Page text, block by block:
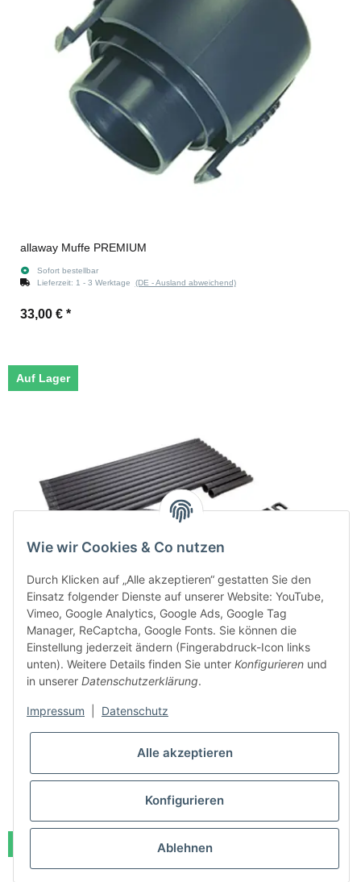
allaway Muffe PREMIUM
Sofort bestellbar
Lieferzeit: 1 - 3 Werktage (DE - Ausland abweichend)
33,00 € *
Auf Lager
allaway Rohr-Set PPK PREMIUM - Grundpaket
(DE - Ausland abweichend)
379,00 €*
Wie wir Cookies & Co nutzen
Durch Klicken auf „Alle akzeptieren“ gestatten Sie den
Einsatz folgender Dienste auf unserer Website: YouTube,
Vimeo, Google Analytics, Google Ads, Google Tag
Manager, ReCaptcha, Google Fonts. Sie können die
Einstellung jederzeit ändern (Fingerabdruck-Icon links
unten). Weitere Details finden Sie unter Konfigurieren und
in unserer Datenschutzerklärung.
Impressum Datenschutz
Alle akzeptieren
Konfigurieren
Ablehnen